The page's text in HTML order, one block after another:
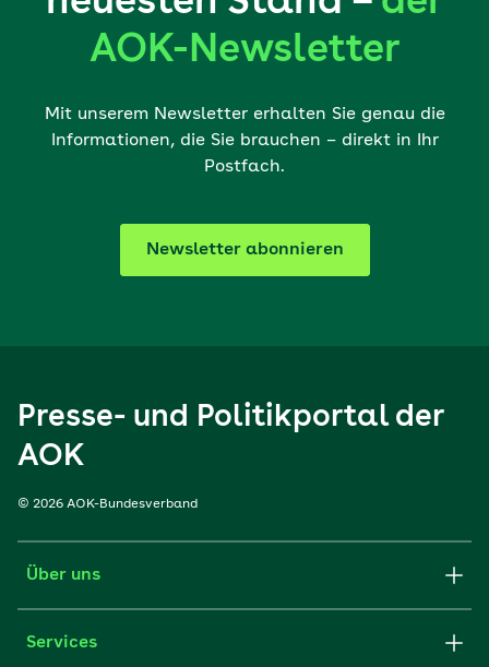
AOK-Newsletter
Mit unserem Newsletter erhalten Sie genau die
Informationen, die Sie brauchen – direkt in Ihr
Postfach.
Newsletter abonnieren
Presse- und Politikportal der
AOK
© 2026 AOK-Bundesverband
Über uns
Services